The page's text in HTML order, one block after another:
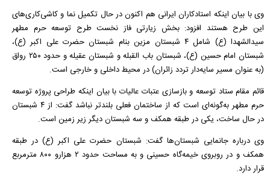
وی با بیان اینکه استادکاران ایرانی هم اکنون در حال تکمیل نما و کاشی‌کاری‌های
این طرح هستند افزود: بخش زیارتی فاز نخست طرح توسعه حرم مطهر
سیدالشهدا (ع) شامل ۴ شبستان مزین بنام شبستان حضرت علی اکبر (ع)،
شبستان امام حسین (ع)، شبستان باب القبله و شبستان عقیله و حدود ۲۵۰ رواق
(به عنوان مسیر سایه‌دار تردد زائران) در محیط داخلی و خارجی است.
قائم مقام ستاد توسعه و بازسازی عتبات عالیات با بیان اینکه طراحی پروژه توسعه
حرم مطهر به‌گونه‌ای است که از ساختمان فعلی بلندتر نباشد گفت: از ۴ شبستان
در حال ساخت، یکی در طبقه همکف و سه شبستان دیگر زیر زمین است.
وی درباره جانمایی شبستان‌ها گفت: شبستان حضرت علی اکبر (ع) در طبقه
همکف و در روبروی خیمه‌گاه حسینی و به مساحت حدود ۲ هزارو ۸۰۰ مترمربع
قرار دارد.